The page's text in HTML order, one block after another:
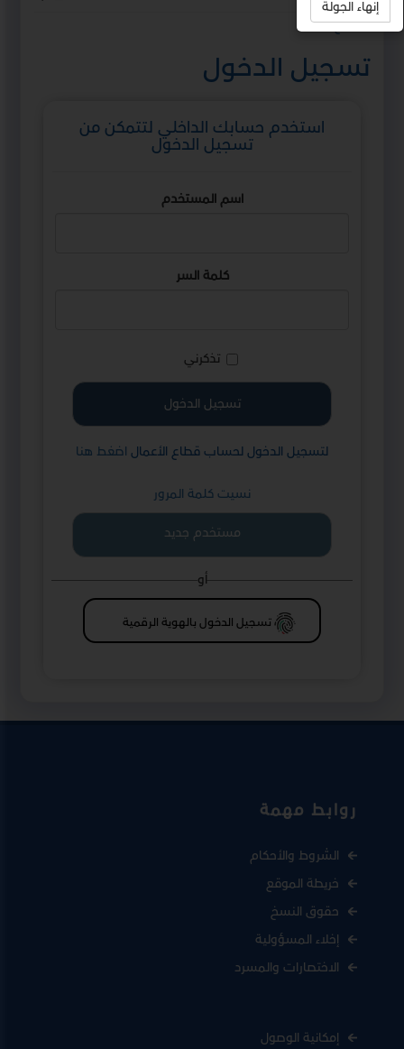
استمع
تسجيل الدخول
استخدم حسابك الداخلي لتتمكن من
تسجيل الدخول
اسم المستخدم
كلمة السر
تذكرني
لتسجيل الدخول لحساب قطاع الأعمالاضغط هنا
نسيت كلمة المرور
مستخدم جديد
أو
تسجيل الدخول بالهوية الرقمية
روابط مهمة
الشروط والأحكام
خريطة الموقع
حقوق النسخ
إخلاء المسؤولية
الاختصارات والمسرد
إمكانية الوصول
إنهاء الجولة